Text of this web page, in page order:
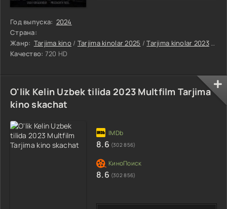
Год выпуска: 2024
Страна:
Жанр: Tarjima kino / Tarjima kinolar 2025 /Tarjima kinolar 2023/
Качество: 720 HD
O'lik Kelin Uzbek tilida 2023 Multfilm Tarjima
kino skachat
8.6 (302 856)
8.6 (302 856)